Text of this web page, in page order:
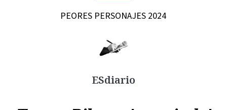
PEORES PERSONAJES 2024
ESdiario